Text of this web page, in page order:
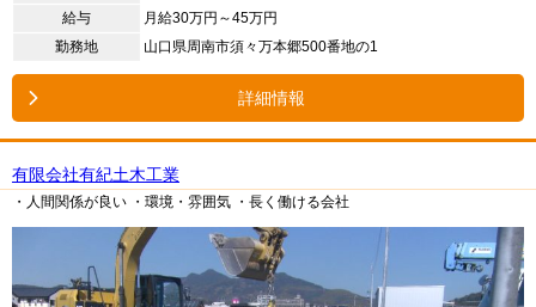
給与
月給30万円～45万円
勤務地
山口県周南市須々万本郷500番地の1
詳細情報
有限会社有紀土木工業
・人間関係が良い ・環境・雰囲気 ・長く働ける会社